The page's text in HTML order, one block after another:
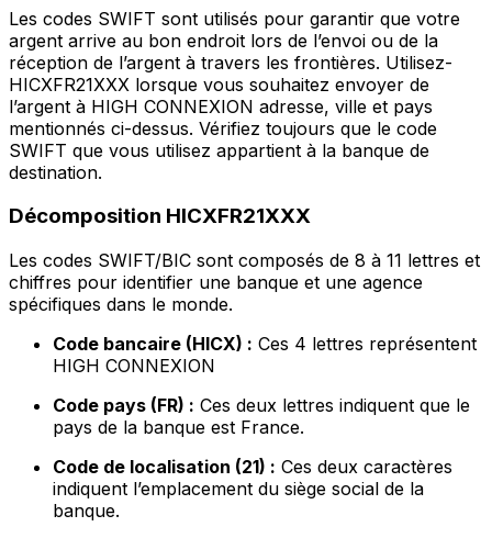
Les codes SWIFT sont utilisés pour garantir que votre
argent arrive au bon endroit lors de l’envoi ou de la
réception de l’argent à travers les frontières. Utilisez-
HICXFR21XXX lorsque vous souhaitez envoyer de
l’argent à HIGH CONNEXION adresse, ville et pays
mentionnés ci-dessus. Vérifiez toujours que le code
SWIFT que vous utilisez appartient à la banque de
destination.
Décomposition HICXFR21XXX
Les codes SWIFT/BIC sont composés de 8 à 11 lettres et
chiffres pour identifier une banque et une agence
spécifiques dans le monde.
Code bancaire (HICX) : Ces 4 lettres représentent
HIGH CONNEXION
Code pays (FR) : Ces deux lettres indiquent que le
pays de la banque est France.
Code de localisation (21) : Ces deux caractères
indiquent l’emplacement du siège social de la
banque.